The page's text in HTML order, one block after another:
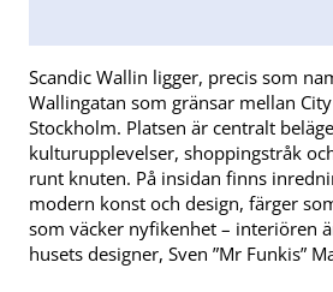
Scandic Wallin ligger, precis som
Wallingatan som gränsar mellan
Stockholm. Platsen är centralt
kulturupplevelser, shoppingstråk
runt knuten. På insidan finns
modern konst och design, färger
som väcker nyfikenhet – interiören
husets designer, Sven ”Mr Funkis”